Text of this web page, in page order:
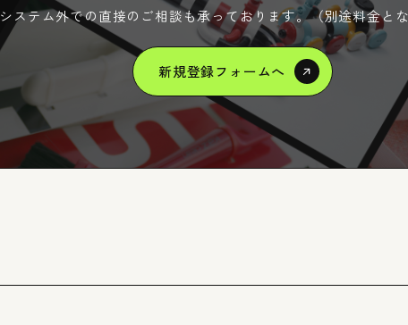
システム外での直接のご相談も承っております。（別途料金と
新規登録フォームへ